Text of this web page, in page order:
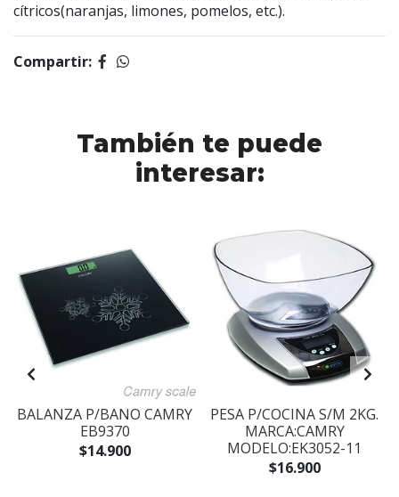
cítricos(naranjas, limones, pomelos, etc.).
Compartir:
También te puede
interesar:
BALANZA P/BANO CAMRY
EB9370
$14.900
PESA P/COCINA S/M 2KG.
MARCA:CAMRY
MODELO:EK3052-11
$16.900